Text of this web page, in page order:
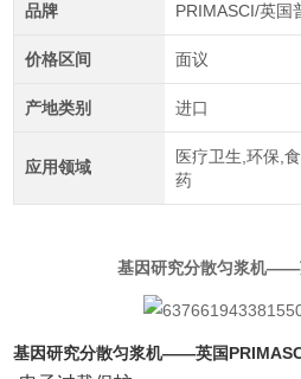
品牌 PRIMASCI/英国
价格区间 面议
产地类别 进口
应用领域
医疗卫生,环保,
药
基因研究分散匀浆机——
基因研究分散匀浆机——英国